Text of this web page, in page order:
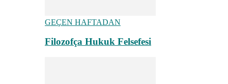
GEÇEN HAFTADAN
Filozofça Hukuk Felsefesi